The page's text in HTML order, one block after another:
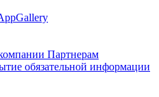
Партнерам
обязательной информации